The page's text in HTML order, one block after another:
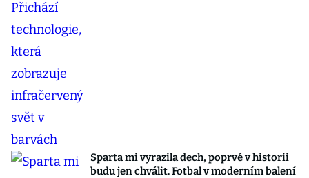
Sparta mi vyrazila dech, poprvé v historii
budu jen chválit. Fotbal v moderním balení